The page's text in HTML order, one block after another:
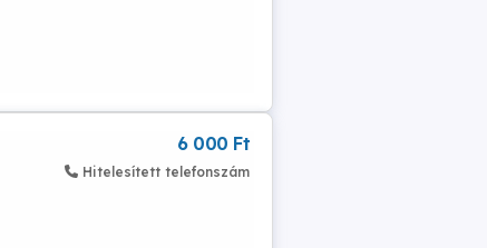
6 000 Ft
Hitelesített telefonszám